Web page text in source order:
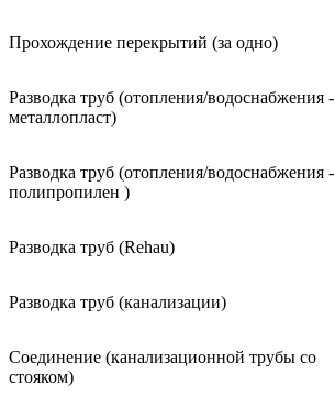
Прохождение перекрытий (за одно)
Разводка труб (отопления/водоснабжения -
металлопласт)
Разводка труб (отопления/водоснабжения -
полипропилен )
Разводка труб (Rehau)
Разводка труб (канализации)
Соединение (канализационной трубы со
стояком)